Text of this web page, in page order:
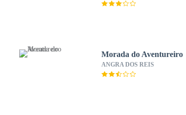
Morada do Aventureiro
ANGRA DOS REIS